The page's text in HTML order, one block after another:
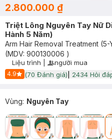
2.800.000 ₫
Triệt Lông Nguyên Tay Nữ
Hành 5 Năm)
Arm Hair Removal Treatment (5-
(MDV: 900130006 )
Timer Gray Icon
Liệu trình User Product Icon
người mua
4.9
Start Icon
(70 Đánh giá) 2434 Hỏi
Vùng: Nguyên Tay